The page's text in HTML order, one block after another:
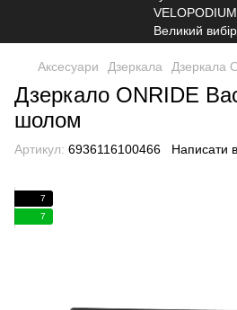
Аксесуари Дзеркала Дзеркала
Дзеркало ONRIDE
шолом
Артикул: 6936116100466 Написати
7
7